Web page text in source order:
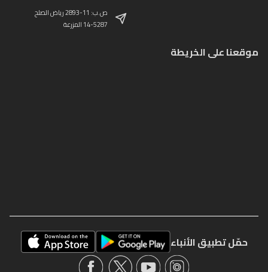
ص.ب: 11-2893 رياض الصلح
14-5287 المزرعة
موقعنا على الخريطة
حمّل تطبيق الأنباء